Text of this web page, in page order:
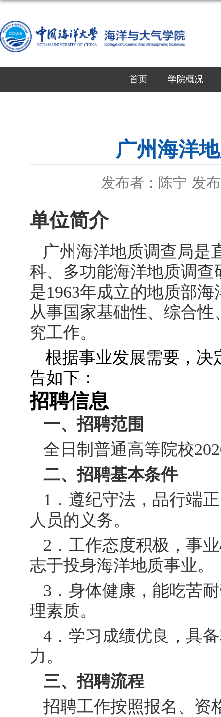
首页 学院概况
广州海洋
发布者：陈宁 发
单位简介
广州海洋地质调查局是
科、多功能海洋地质调
是1963年成立的地质部
从事国家基础性、综合
究工作。
根据事业发展需要，决
告如下：
招聘信息
一、招聘范围
全日制普通高等院校
二、招聘基本条件
1．遵纪守法，品行端
人员的义务。
2．工作态度积极，事
志于投身海洋地质事业。
3．身体健康，能吃苦
理素质。
4．学习成绩优良，具
力。
三、招聘流程
招聘工作按照报名、资